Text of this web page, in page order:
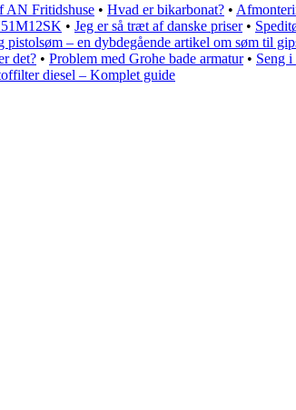
AN Fritidshuse • Hvad er bikarbonat? •
• Jeg er så træt af danske priser•
pistolsøm – en dybdegående artikel om søm til
det? • Problem med Grohe bade armatur• Seng i
diesel – Komplet guide